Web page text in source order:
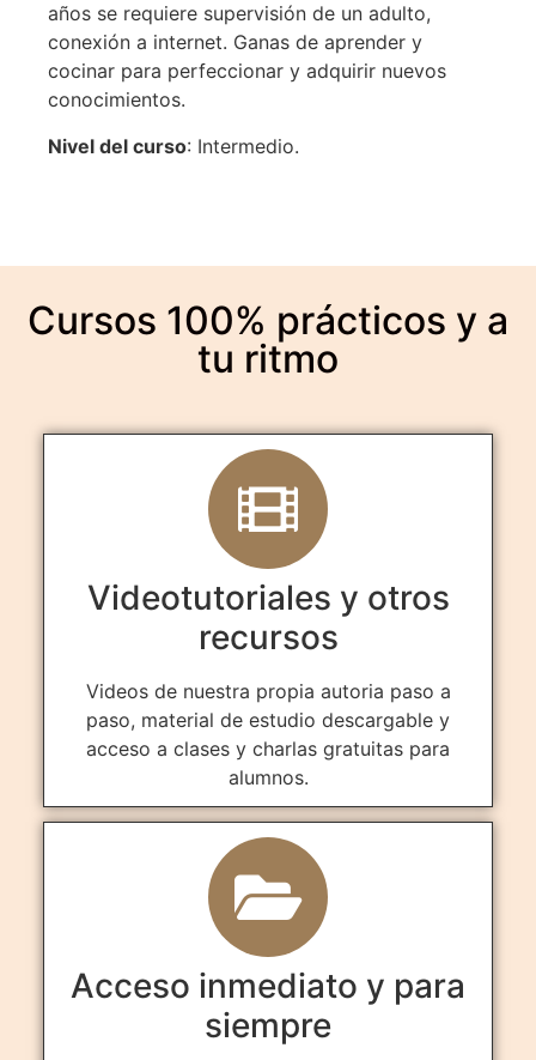
años se requiere supervisión de un adulto,
conexión a internet. Ganas de aprender y
cocinar para perfeccionar y adquirir nuevos
conocimientos.
Nivel del curso: Intermedio.
Cursos 100% prácticos y a
tu ritmo
Videotutoriales y otros
recursos
Videos de nuestra propia autoria paso a
paso, material de estudio descargable y
acceso a clases y charlas gratuitas para
alumnos.
Acceso inmediato y para
siempre